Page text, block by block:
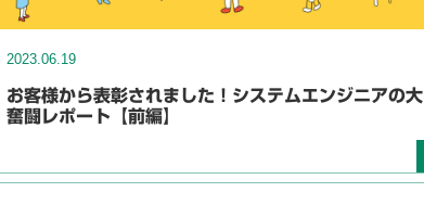
2023.06.19
お客様から表彰されました！システムエンジニアの大
奮闘レポート【前編】